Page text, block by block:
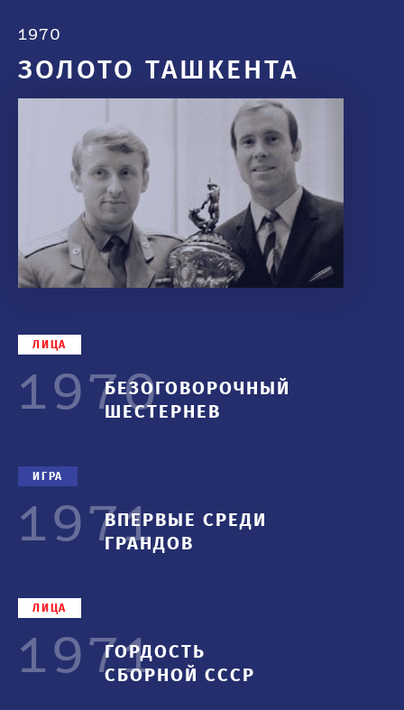
1970
ЗОЛОТО ТАШКЕНТА
ЛИЦА
1970БЕЗОГОВОРОЧНЫЙ
ШЕСТЕРНЕВ
ИГРА
1971ВПЕРВЫЕ СРЕДИ
ГРАНДОВ
ЛИЦА
1971
ГОРДОСТЬ
СБОРНОЙ СССР